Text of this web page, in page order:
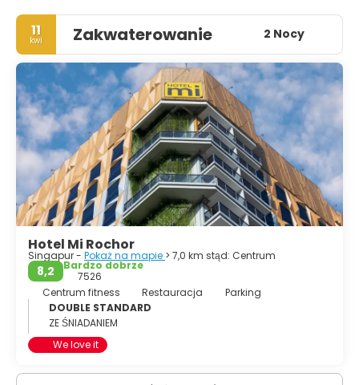
11
kwi Zakwaterowanie 2 Nocy
Hotel Mi Rochor
Singapur - Pokaż na mapie > 7,0 km stąd: Centrum
8,2
Bardzo dobrze
7526
Centrum fitness
Restauracja
Parking
DOUBLE STANDARD
ZE ŚNIADANIEM
We love it